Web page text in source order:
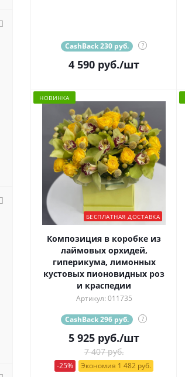
CashBack 230 руб. ?
4 590 руб./шт
НОВИНКА
БЕСПЛАТНАЯ ДОСТАВКА
Композиция в коробке из
лаймовых орхидей,
гиперикума, лимонных
кустовых пионовидных роз
и краспедии
Артикул: 011735
CashBack 296 руб. ?
5 925 руб./шт
7 407 руб.
-25% Экономия 1 482 руб.